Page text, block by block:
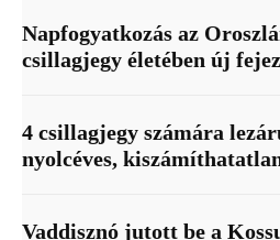
Napfogyatkozás az
csillagjegy életében új
4 csillagjegy számára
nyolcéves,
Vaddisznó jutott be a